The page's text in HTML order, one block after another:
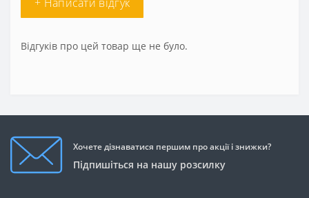
Відгуків про цей товар ще не було.
Хочете дізнаватися першим про акції і знижки?
Підпишіться на нашу розсилку